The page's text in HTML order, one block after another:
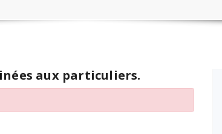
aux particuliers.